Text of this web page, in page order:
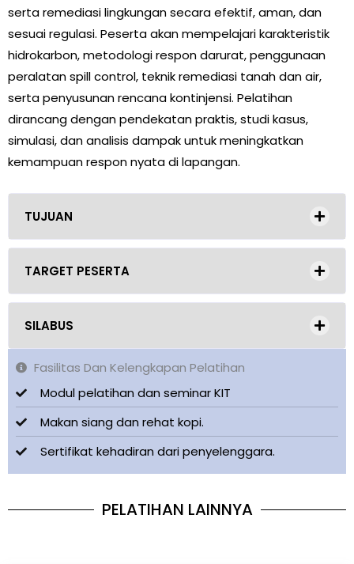
serta remediasi lingkungan secara efektif, aman, dan
sesuai regulasi. Peserta akan mempelajari karakteristik
hidrokarbon, metodologi respon darurat, penggunaan
peralatan spill control, teknik remediasi tanah dan air,
serta penyusunan rencana kontinjensi. Pelatihan
dirancang dengan pendekatan praktis, studi kasus,
simulasi, dan analisis dampak untuk meningkatkan
kemampuan respon nyata di lapangan.
TUJUAN
TARGET PESERTA
SILABUS
Fasilitas Dan Kelengkapan Pelatihan
Modul pelatihan dan seminar KIT
Makan siang dan rehat kopi.
Sertifikat kehadiran dari penyelenggara.
PELATIHAN LAINNYA